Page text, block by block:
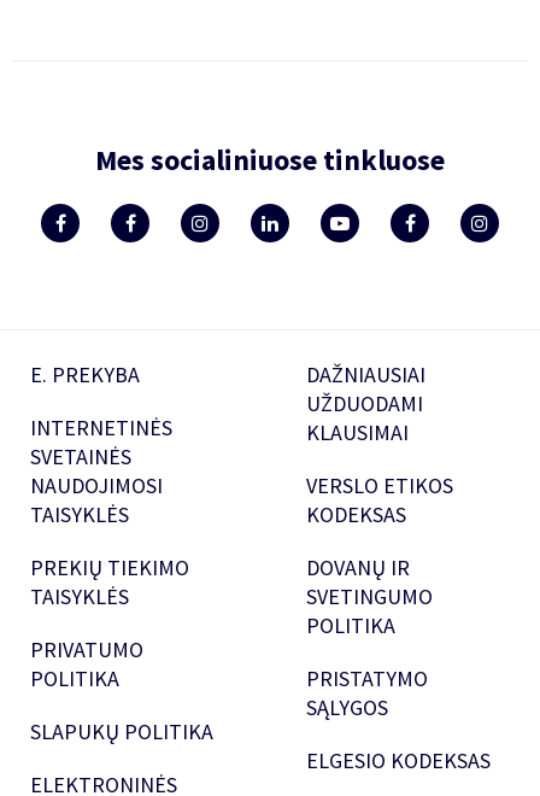
Mes socialiniuose tinkluose
E. PREKYBA
INTERNETINĖS
SVETAINĖS
NAUDOJIMOSI
TAISYKLĖS
PREKIŲ TIEKIMO
TAISYKLĖS
PRIVATUMO
POLITIKA
SLAPUKŲ POLITIKA
ELEKTRONINĖS
DAŽNIAUSIAI
UŽDUODAMI
KLAUSIMAI
VERSLO ETIKOS
KODEKSAS
DOVANŲ IR
SVETINGUMO
POLITIKA
PRISTATYMO
SĄLYGOS
ELGESIO KODEKSAS